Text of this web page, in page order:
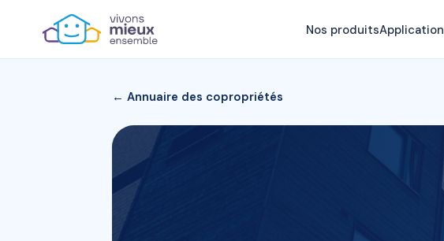
Nos produitsApplication
← Annuaire des copropriétés